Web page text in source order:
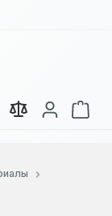
вас есть товары
В